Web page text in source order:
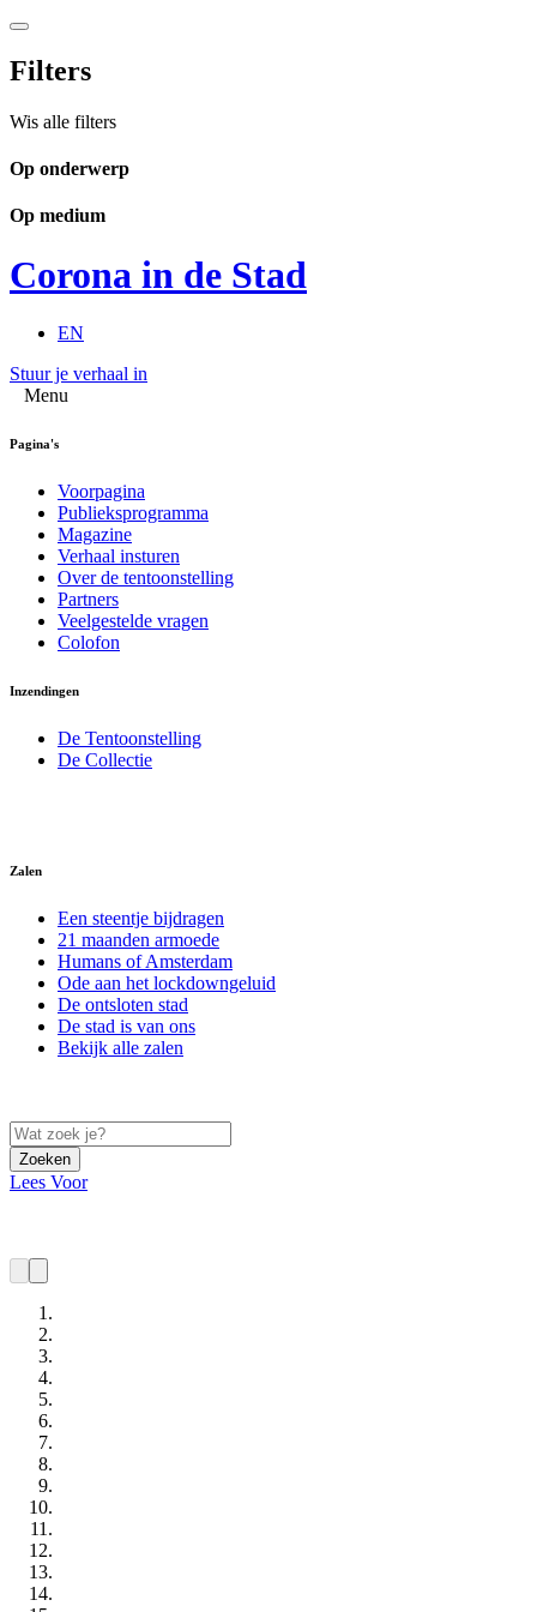
Filters
Wis alle filters
Op onderwerp
Op medium
Corona in de Stad
EN
Stuur je verhaal in
Menu
Pagina's
Voorpagina
Publieksprogramma
Magazine
Verhaal insturen
Over de tentoonstelling
Partners
Veelgestelde vragen
Colofon
Inzendingen
De Tentoonstelling
De Collectie
Zalen
Een steentje bijdragen
21 maanden armoede
Humans of Amsterdam
Ode aan het lockdowngeluid
De ontsloten stad
De stad is van ons
Bekijk alle zalen
Zoeken
Lees Voor